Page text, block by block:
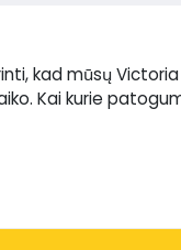
kad mūsų
Kai kurie